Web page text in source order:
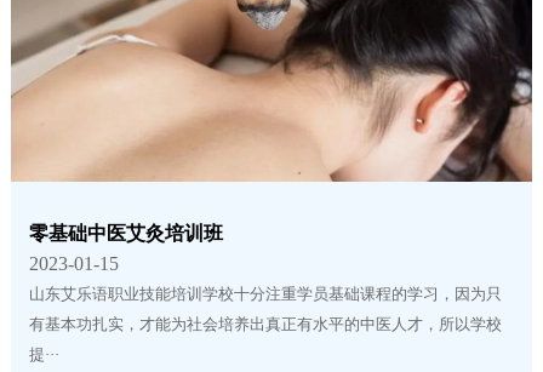
零基础中医艾灸培训班
2023-01-15
山东艾乐语职业技能培训学校十分注重学员基础课程的学习，因为只
有基本功扎实，才能为社会培养出真正有水平的中医人才，所以学校
提···